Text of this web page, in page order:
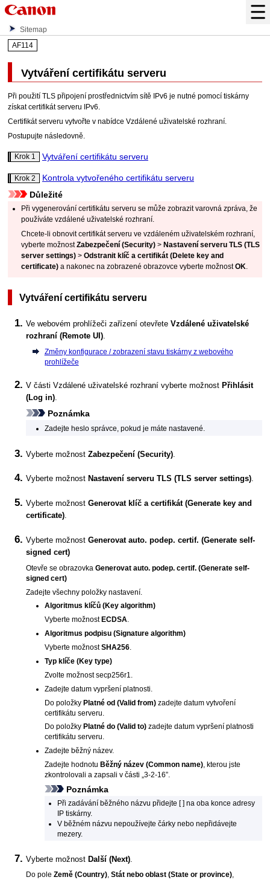
Sitemap
AF114
Vytváření certifikátu serveru
Při použití TLS připojení prostřednictvím sítě IPv6 je nutné pomocítiskárny
získat certifikát serveru
IPv6.
Certifikát serveru vytvořte v nabídceVzdálené uživatelské rozhraní.
Postupujte následovně.
Krok 1 Vytváření certifikátu serveru
Krok 2
Kontrola vytvořeného certifikátu serveru
Důležité
Při vygenerování certifikátu serveru se může zobrazit varovná zpráva, že
používátevzdálené uživatelské rozhraní.
Chcete-li obnovit certifikát serveru vevzdáleném uživatelském rozhraní,
vyberte možnostZabezpečení (Security) > Nastavení serveru TLS (TLS
server settings) >Odstranit klíč a certifikát (Delete key and
certificate) a nakonec na zobrazené obrazovce vyberte možnostOK.
Vytváření certifikátu serveru
Ve webovém prohlížeči zařízení otevřeteVzdálené uživatelské
rozhraní (Remote UI).
Změny konfigurace / zobrazení stavu tiskárny z webového
prohlížeče
V částiVzdálené uživatelské rozhraní vyberte možnostPřihlásit
(Log in)
Poznámka
Zadejte heslo správce, pokud je máte nastavené.
Vyberte možnostZabezpečení (Security)
Vyberte možnost Nastavení serveru TLS (TLS server settings).
Vyberte možnostGenerovat klíč a certifikát (Generate key and
certificate).
Vyberte možnostGenerovat auto. podep. certif. (Generate self-
signed cert)
Otevře se obrazovkaGenerovat auto. podep. certif. (Generate self-
signed cert)
Zadejte všechny položky nastavení.
Algoritmus klíčů (Key algorithm)
Vyberte možnost ECDSA
Algoritmus podpisu (Signature algorithm)
Vyberte možnostSHA256.
Typ klíče (Key type)
Zvolte možnostsecp256r1
Zadejte datum vypršení platnosti.
Do položky Platné od (Valid from)zadejte datum vytvoření
certifikátu serveru.
Do položky Platné do (Valid to)zadejte datum vypršení platnosti
certifikátu serveru.
Zadejte běžný název.
Zadejte hodnotu Běžný název (Common name), kterou jste
zkontrolovali a zapsali v části „3-2-16”.
Poznámka
Při zadávání běžného názvu přidejte [ ] na oba konce adresy
IP tiskárny.
V běžném názvu nepoužívejte čárky nebo nepřidávejte
mezery.
Vyberte možnostDalší (Next)
Do poleZemě (Country) ,Stát nebo oblast (State or province)